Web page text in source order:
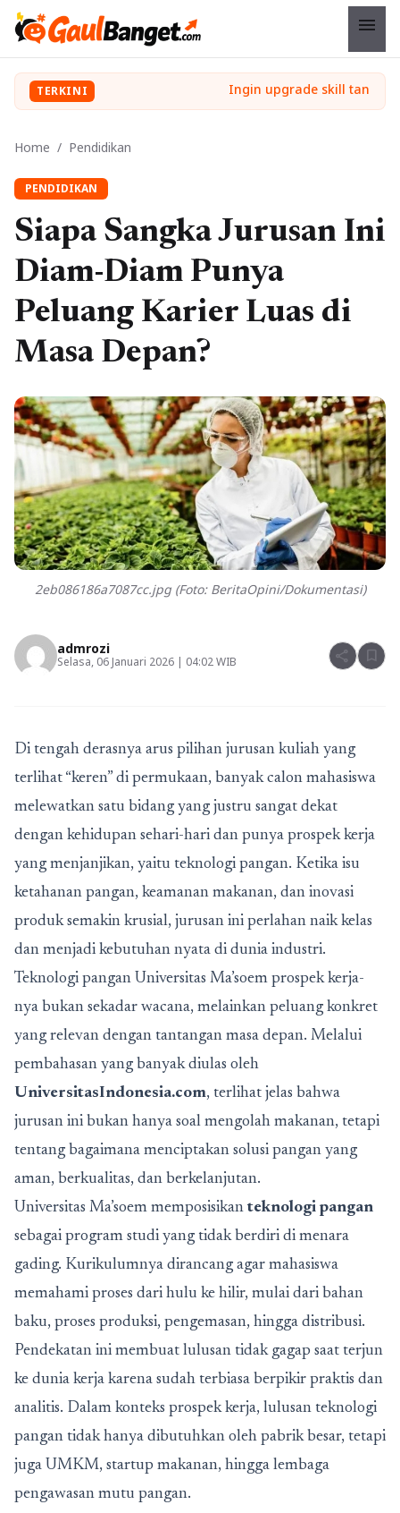
menu
TERKINI
Home / Pendidikan
PENDIDIKAN
Siapa Sangka Jurusan Ini
Diam-Diam Punya
Peluang Karier Luas di
Masa Depan?
2eb086186a7087cc.jpg (Foto: BeritaOpini/Dokumentasi)
admrozi
Selasa, 06 Januari 2026 | 04:02 WIB share bookmark
Di tengah derasnya arus pilihan jurusan kuliah yang
terlihat “keren” di permukaan, banyak calon mahasiswa
melewatkan satu bidang yang justru sangat dekat
dengan kehidupan sehari-hari dan punya prospek kerja
yang menjanjikan, yaitu teknologi pangan. Ketika isu
ketahanan pangan, keamanan makanan, dan inovasi
produk semakin krusial, jurusan ini perlahan naik kelas
dan menjadi kebutuhan nyata di dunia industri.
Teknologi pangan Universitas Ma’soem prospek kerja-
nya bukan sekadar wacana, melainkan peluang konkret
yang relevan dengan tantangan masa depan. Melalui
pembahasan yang banyak diulas oleh
UniversitasIndonesia.com, terlihat jelas bahwa
jurusan ini bukan hanya soal mengolah makanan, tetapi
tentang bagaimana menciptakan solusi pangan yang
aman, berkualitas, dan berkelanjutan.
Universitas Ma’soem memposisikan teknologi pangan
sebagai program studi yang tidak berdiri di menara
gading. Kurikulumnya dirancang agar mahasiswa
memahami proses dari hulu ke hilir, mulai dari bahan
baku, proses produksi, pengemasan, hingga distribusi.
Pendekatan ini membuat lulusan tidak gagap saat terjun
ke dunia kerja karena sudah terbiasa berpikir praktis dan
analitis. Dalam konteks prospek kerja, lulusan teknologi
pangan tidak hanya dibutuhkan oleh pabrik besar, tetapi
juga UMKM, startup makanan, hingga lembaga
pengawasan mutu pangan.